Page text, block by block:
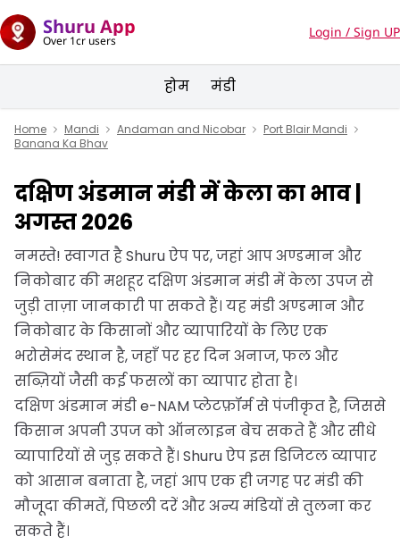
Shuru App
Over 1cr users
Login / Sign UP
होम मंडी
Home Mandi Andaman and Nicobar
Port Blair Mandi
Banana Ka Bhav
दक्षिण अंडमान मंडी में केला का भाव |
अगस्त 2026
नमस्ते! स्वागत है Shuru ऐप पर, जहां आप अण्डमान और
निकोबार की मशहूर दक्षिण अंडमान मंडी में केला उपज से
जुड़ी ताज़ा जानकारी पा सकते हैं। यह मंडी अण्डमान और
निकोबार के किसानों और व्यापारियों के लिए एक
भरोसेमंद स्थान है, जहाँ पर हर दिन अनाज, फल और
सब्ज़ियों जैसी कई फसलों का व्यापार होता है।
दक्षिण अंडमान मंडी e-NAM प्लेटफ़ॉर्म से पंजीकृत है, जिससे
किसान अपनी उपज को ऑनलाइन बेच सकते हैं और सीधे
व्यापारियों से जुड़ सकते हैं। Shuru ऐप इस डिजिटल व्यापार
को आसान बनाता है, जहां आप एक ही जगह पर मंडी की
मौजूदा कीमतें, पिछली दरें और अन्य मंडियों से तुलना कर
सकते हैं।